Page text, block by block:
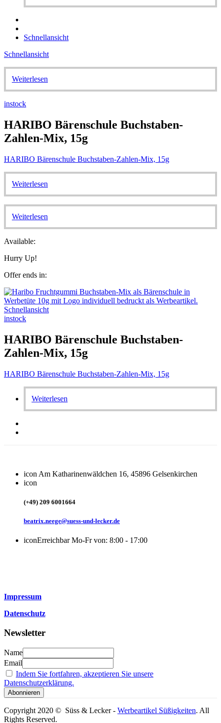
Schnellansicht
Schnellansicht
Weiterlesen
instock
HARIBO Bärenschule Buchstaben-
Zahlen-Mix, 15g
HARIBO Bärenschule Buchstaben-Zahlen-Mix, 15g
Weiterlesen
Weiterlesen
Available:
Hurry Up!
Offer ends in:
Schnellansicht
instock
HARIBO Bärenschule Buchstaben-
Zahlen-Mix, 15g
HARIBO Bärenschule Buchstaben-Zahlen-Mix, 15g
Weiterlesen
icon Am Katharinenwäldchen 16, 45896 Gelsenkirchen
icon
(+49) 209 6001664
beatrix.neege@suess-und-lecker.de
iconErreichbar Mo-Fr von: 8:00 - 17:00
Impressum
Datenschutz
Newsletter
Name
Email
Indem Sie fortfahren, akzeptieren Sie unsere
Datenschutzerklärung.
Copyright 2020 © Süss & Lecker - Werbeartikel Süßigkeiten. All
Rights Reserved.